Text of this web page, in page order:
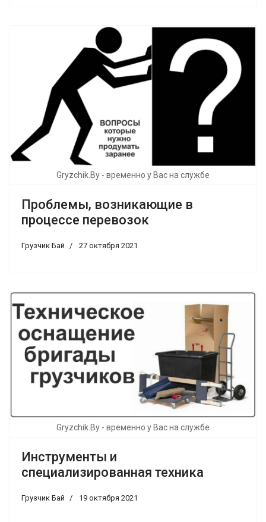
Gryzchik.By - временно у Вас на службе
Проблемы, возникающие в
процессе перевозок
Грузчик Бай 27 октября 2021
Gryzchik.By - временно у Вас на службе
Инструменты и
специализированная техника
Грузчик Бай 19 октября 2021